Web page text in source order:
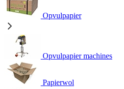
Opvulpapier
Opvulpapier machines
Papierwol